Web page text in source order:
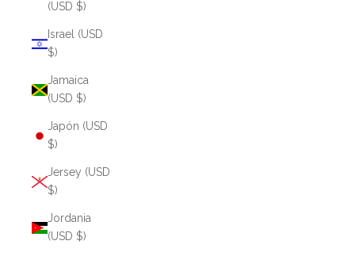
(USD $)
Israel (USD
$)
Jamaica
(USD $)
Japón (USD
$)
Jersey (USD
$)
Jordania
(USD $)